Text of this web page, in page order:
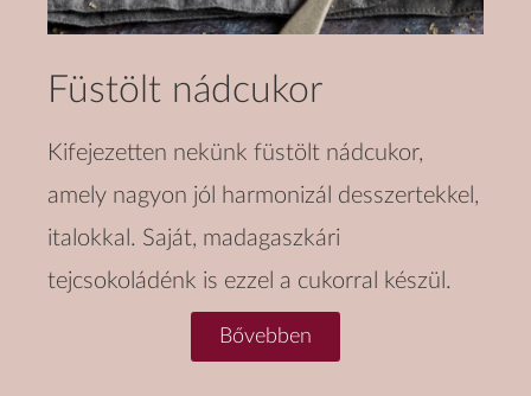
Füstölt nádcukor
Kifejezetten nekünk füstölt nádcukor,
amely nagyon jól harmonizál desszertekkel,
italokkal. Saját, madagaszkári
tejcsokoládénk is ezzel a cukorral készül.
Bővebben